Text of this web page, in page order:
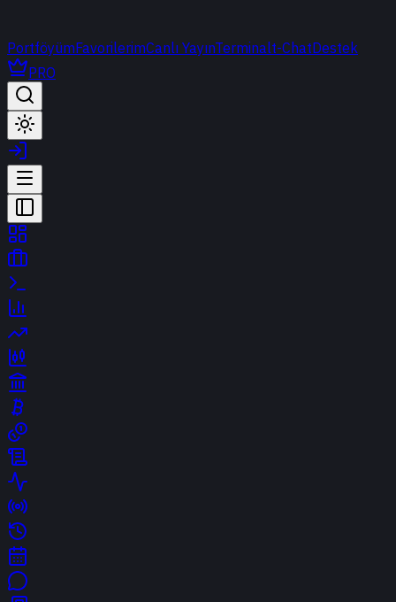
PortföyümFavorilerimCanlı YayınTerminalt-ChatDestek
PRO